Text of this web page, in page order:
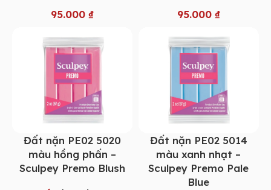
95.000 ₫
95.000 ₫
Đất nặn PE02 5020
màu hồng phấn –
Sculpey Premo Blush
Đất nặn PE02 5014
màu xanh nhạt –
Sculpey Premo Pale
Blue